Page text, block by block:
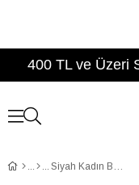
400 TL ve Üzeri
Siyah Kadın Bot C713205702